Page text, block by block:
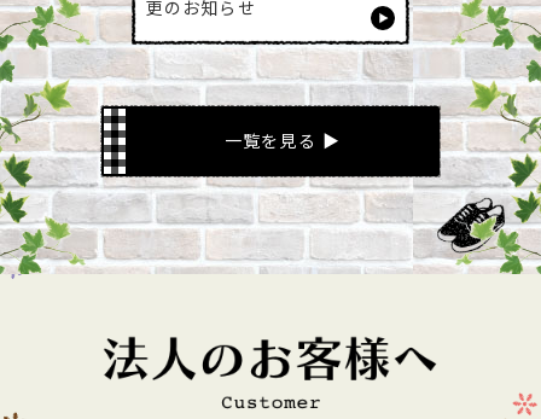
更のお知らせ
一覧を見る